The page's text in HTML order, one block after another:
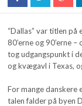
“Dallas” var titlen
80’erne og 90’erne
tog udgangspunkt i
og kvægavl i Texas,
For mange danskere
talen falder på byen